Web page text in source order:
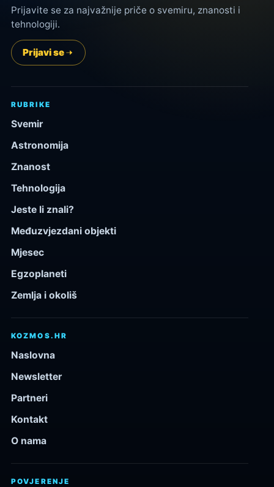
Prijavite se za najvažnije priče o svemiru, znanosti i
tehnologiji.
Prijavi se
RUBRIKE
Svemir
Astronomija
Znanost
Tehnologija
Jeste li znali?
Međuzvjezdani objekti
Mjesec
Egzoplaneti
Zemlja i okoliš
KOZMOS.HR
Naslovna
Newsletter
Partneri
Kontakt
O nama
POVJERENJE